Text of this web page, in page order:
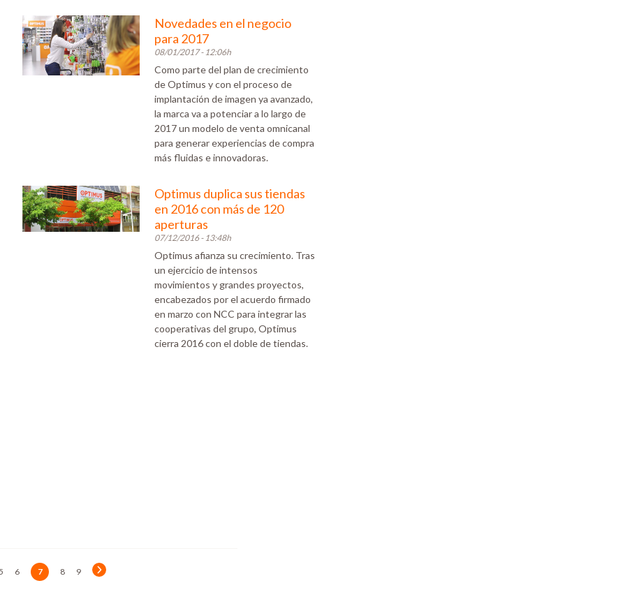
Novedades en el negocio
para 2017
08/01/2017 - 12:06h
Como parte del plan de crecimiento
de Optimus y con el proceso de
implantación de imagen ya avanzado,
la marca va a potenciar a lo largo de
2017 un modelo de venta omnicanal
para generar experiencias de compra
más fluidas e innovadoras.
Optimus duplica sus tiendas
en 2016 con más de 120
aperturas
07/12/2016 - 13:48h
Optimus afianza su crecimiento. Tras
un ejercicio de intensos
movimientos y grandes proyectos,
encabezados por el acuerdo firmado
en marzo con NCC para integrar las
cooperativas del grupo, Optimus
cierra 2016 con el doble de tiendas.
5 6 7 8 9